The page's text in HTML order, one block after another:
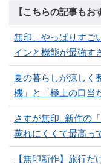
【こちらの記事もお
無印、やっぱりすご
インと機能が最強す
夏の暮らしが涼しく
機」と「極上の口当
さすが無印…新作の
蒸れにくくて最高っ
【無印新作】旅行